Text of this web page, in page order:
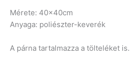
Mérete: 40x40cm
Anyaga: poliészter-keverék
A párna tartalmazza a tölteléket is.